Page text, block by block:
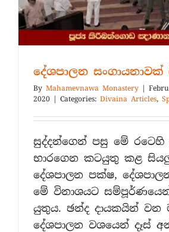
දේශපාලන සංගායනාවක්
By Mahamevnawa Monastery |
2020 | Categories: Divaina Articles,
සුද්දන්ගෙන් පසු මේ රටෙහි
භාරගෙන කටයුතු කළ
දේශපාලන පක්ෂ,
මේ විනාශයට
යුතුය. ඡන්ද දායකයින් වන
දේශපාලන වශයෙන් දෑස්